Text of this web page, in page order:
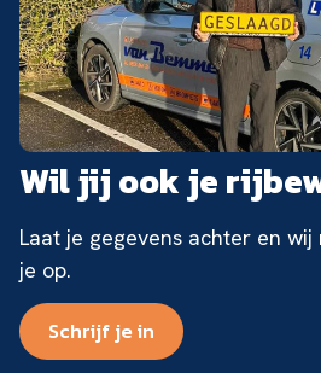
Wil jij ook je
Laat je gegevens achter en
je op.
Schrijf je in